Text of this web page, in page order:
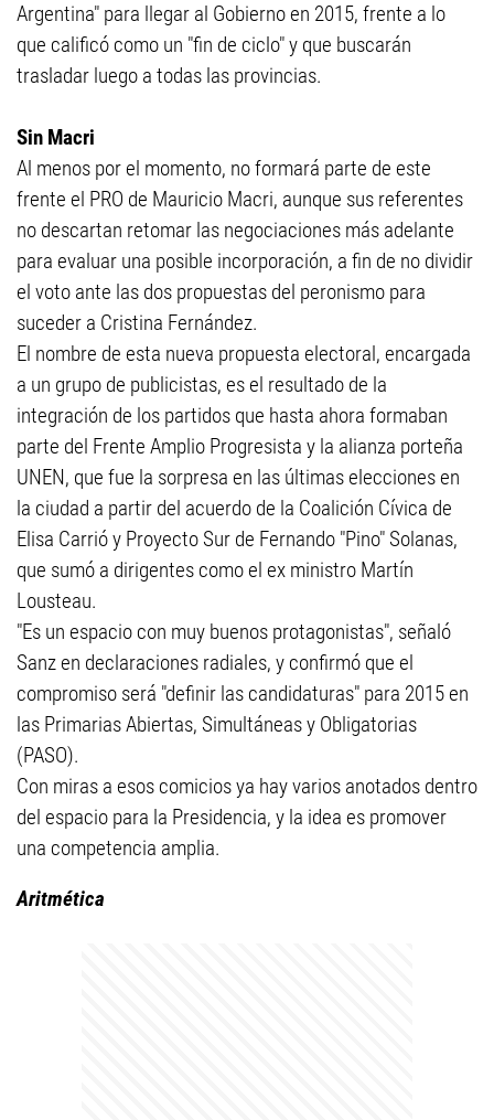
Argentina" para llegar al Gobierno en 2015, frente a lo
que calificó como un "fin de ciclo" y que buscarán
trasladar luego a todas las provincias.
Sin Macri
Al menos por el momento, no formará parte de este
frente el PRO de Mauricio Macri, aunque sus referentes
no descartan retomar las negociaciones más adelante
para evaluar una posible incorporación, a fin de no dividir
el voto ante las dos propuestas del peronismo para
suceder a Cristina Fernández.
El nombre de esta nueva propuesta electoral, encargada
a un grupo de publicistas, es el resultado de la
integración de los partidos que hasta ahora formaban
parte del Frente Amplio Progresista y la alianza porteña
UNEN, que fue la sorpresa en las últimas elecciones en
la ciudad a partir del acuerdo de la Coalición Cívica de
Elisa Carrió y Proyecto Sur de Fernando "Pino" Solanas,
que sumó a dirigentes como el ex ministro Martín
Lousteau.
"Es un espacio con muy buenos protagonistas", señaló
Sanz en declaraciones radiales, y confirmó que el
compromiso será "definir las candidaturas" para 2015 en
las Primarias Abiertas, Simultáneas y Obligatorias
(PASO).
Con miras a esos comicios ya hay varios anotados dentro
del espacio para la Presidencia, y la idea es promover
una competencia amplia.
Aritmética